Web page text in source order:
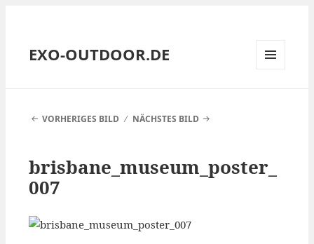
EXO-OUTDOOR.DE
VORHERIGES BILD
NÄCHSTES BILD
brisbane_museum_poster_
007